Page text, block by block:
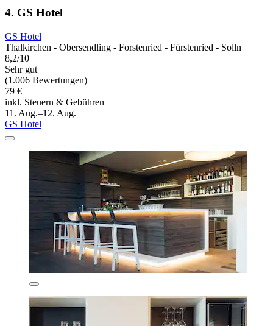
4. GS Hotel
GS Hotel
Thalkirchen - Obersendling - Forstenried - Fürstenried - Solln
8,2/10
Sehr gut
(1.006 Bewertungen)
79 €
inkl. Steuern & Gebühren
11. Aug.–12. Aug.
GS Hotel